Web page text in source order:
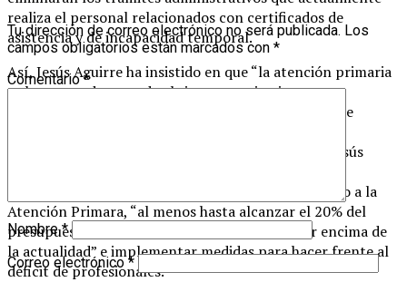
realiza el personal relacionados con certificados de
asistencia y de incapacidad temporal.
Así, Jesús Aguirre ha insistido en que “la atención primaria
es la puerta de entrada al sistema sanitario y que su
debilidad colapsa la atención hospitalaria, de ahí que
atención primaria vendrá con los presupuestos”. Jesús
legislatura es incrementar el presupuesto destinado a la
Atención Primara, “al menos hasta alcanzar el 20% del
presupuesto sanitario total, cuatro puntos por encima de
la actualidad” e implementar medidas para hacer frente al
déficit de profesionales.
Tu dirección de correo electrónico no será publicada. Los
campos obligatorios están marcados con *
Comentario*
Nombre*
Correo electrónico*